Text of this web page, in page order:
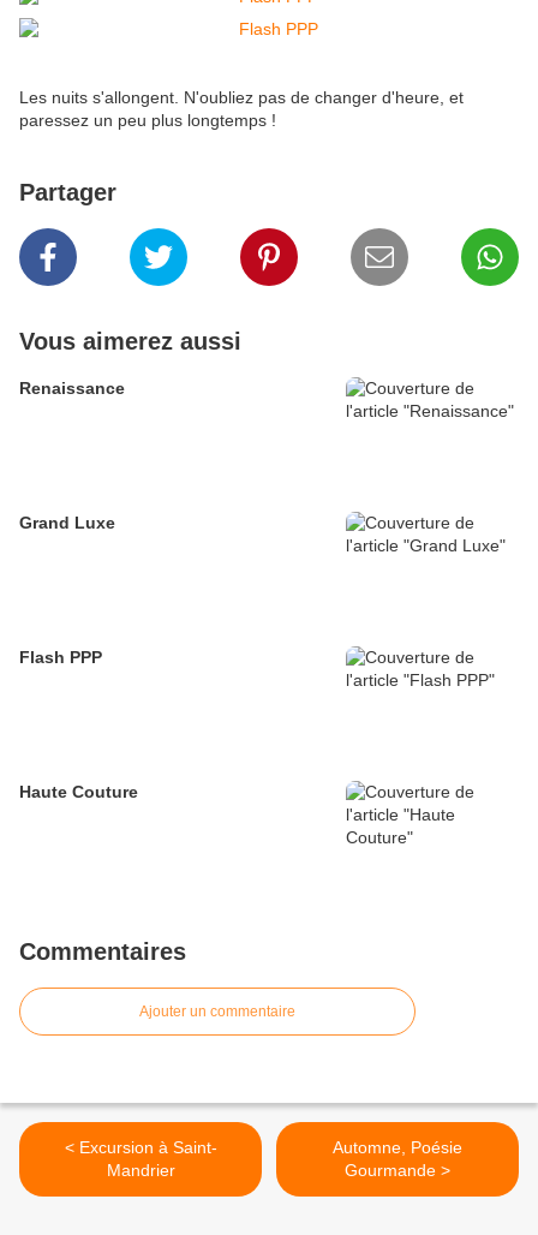
Les nuits s'allongent. N'oubliez pas de changer d'heure, et
paressez un peu plus longtemps !
Partager
Vous aimerez aussi
Renaissance
Grand Luxe
Flash PPP
Haute Couture
Commentaires
Ajouter un commentaire
< Excursion à Saint-
Mandrier
Automne, Poésie
Gourmande >